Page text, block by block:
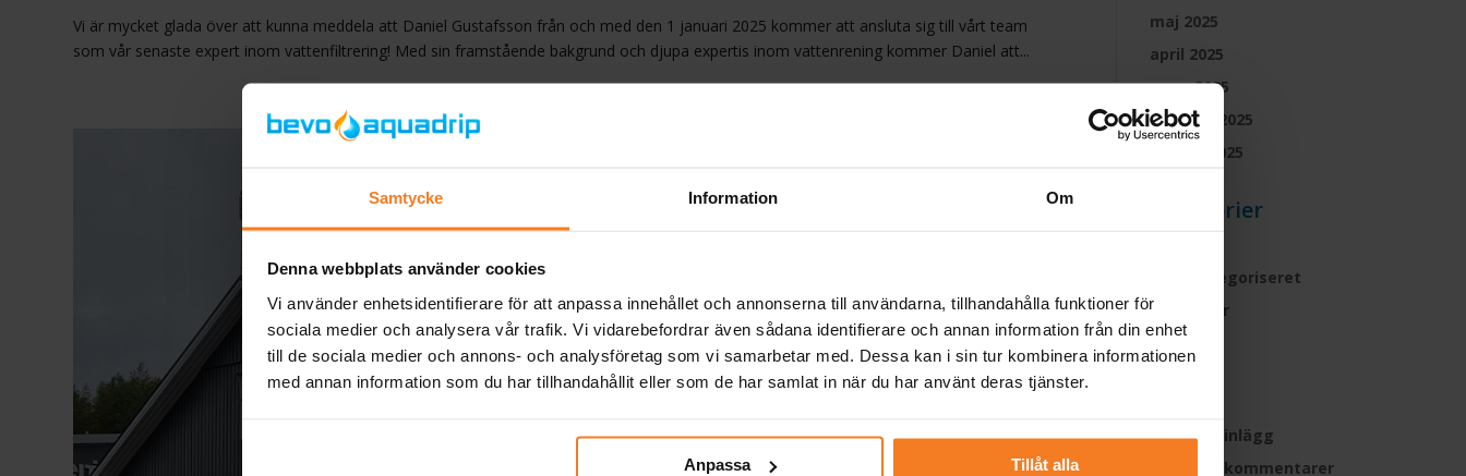
Samtycke Information Om
Denna webbplats använder cookies
Vi använder enhetsidentifierare för att anpassa innehållet och annonserna till användarna, tillhandahålla funktioner för
sociala medier och analysera vår trafik. Vi vidarebefordrar även sådana identifierare och annan information från din enhet
till de sociala medier och annons- och analysföretag som vi samarbetar med. Dessa kan i sin tur kombinera informationen
med annan information som du har tillhandahållit eller som de har samlat in när du har använt deras tjänster.
Anpassa Tillåt alla
Vi är mycket glada över att kunna meddela att Daniel Gustafsson från och med den 1 januari 2025 kommer att ansluta sig till vårt team
som vår senaste expert inom vattenfiltrering! Med sin framstående bakgrund och djupa expertis inom vattenrening kommer Daniel att...
maj 2025
april 2025
mars 2025
februari 2025
januari 2025
Kategorier
Ikke-kategoriseret
Produkter
Meta
Flöde för inlägg
Flöde för kommentarer